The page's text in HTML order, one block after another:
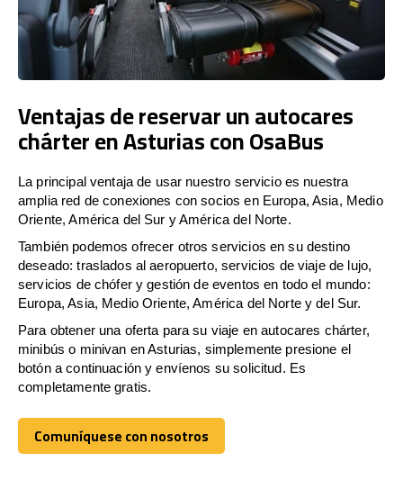
Ventajas de reservar un autocares
chárter en Asturias con OsaBus
La principal ventaja de usar nuestro servicio es nuestra
amplia red de conexiones con socios en Europa, Asia, Medio
Oriente, América del Sur y América del Norte.
También podemos ofrecer otros servicios en su destino
deseado: traslados al aeropuerto, servicios de viaje de lujo,
servicios de chófer y gestión de eventos en todo el mundo:
Europa, Asia, Medio Oriente, América del Norte y del Sur.
Para obtener una oferta para su viaje en autocares chárter,
minibús o minivan en Asturias, simplemente presione el
botón a continuación y envíenos su solicitud. Es
completamente gratis.
Comuníquese con nosotros
Comuníquese con nosotros